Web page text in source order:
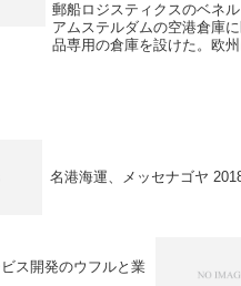
郵船ロジスティクスのベネ
アムステルダムの空港倉庫
品専用の倉庫を設けた。欧
名港海運、メッセナゴヤ
ス開発のウフルと業